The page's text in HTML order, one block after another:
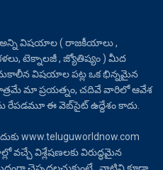
అన్ని విషయాల ( రాజకీయాలు ,
టెక్నాలజీ , జ్యోతిష్యం ) మీద
సమకాలీన విషయాల పట్ల ఒక భిన్నమైన
మా ప్రయత్నం, చదివే వారిలో ఆవేశ
రేపడమూ ఈ వెబ్‌సైట్ ఉద్దేశం కాదు.
www.teluguworldnow.com
వచ్చే విశ్లేషణలకు విరుద్ధమైన